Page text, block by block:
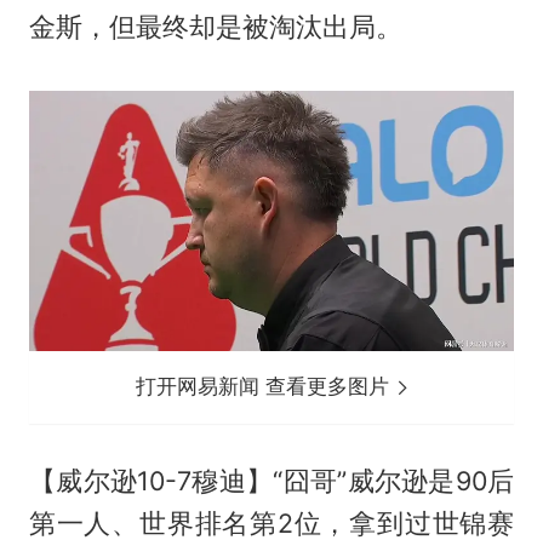
金斯，但最终却是被淘汰出局。
打开网易新闻 查看更多图片
【威尔逊10-7穆迪】“囧哥”威尔逊是90后
第一人、世界排名第2位，拿到过世锦赛